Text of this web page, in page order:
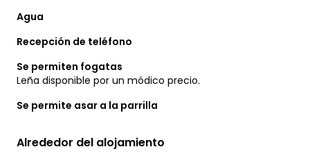
Agua
Recepción de teléfono
Se permiten fogatas
Leña disponible por un módico precio.
Se permite asar a la parrilla
Alrededor del alojamiento